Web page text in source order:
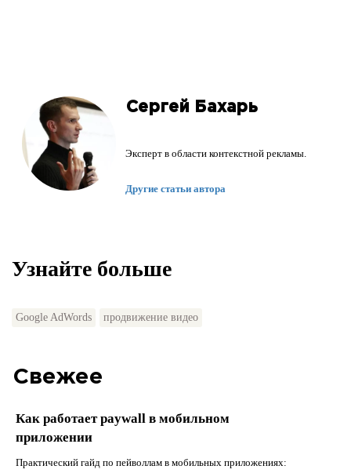
Сергей Бахарь
Эксперт в области контекстной рекламы.
Другие статьи автора
Узнайте больше
Google AdWords продвижение видео
Свежее
Как работает paywall в мобильном
приложении
Практический гайд по пейволлам в мобильных приложениях: